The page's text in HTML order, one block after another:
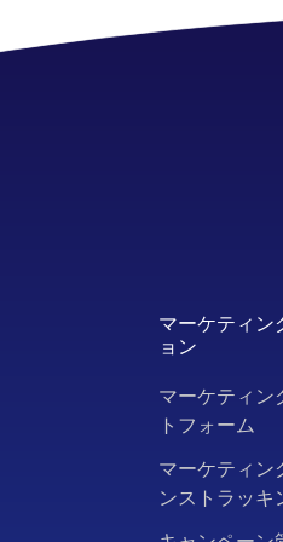
マーケティン
ョン
マーケティン
トフォーム
マーケティン
ンストラッキ